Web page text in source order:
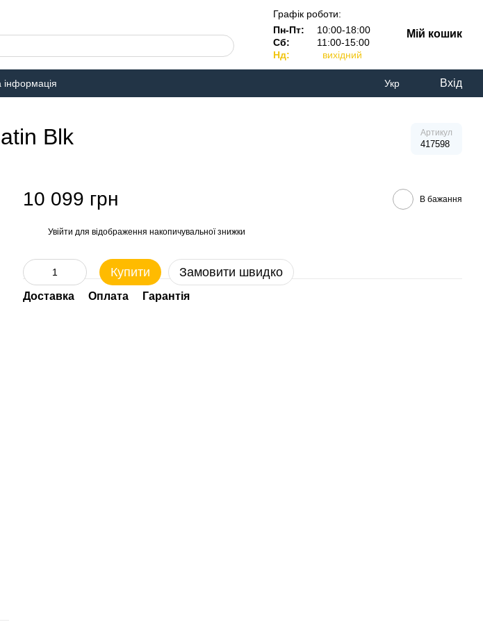
Графік роботи:
Пн-Пт:
10:00-18:00
Сб:
11:00-15:00
Нд:
вихідний
Мій кошик
інформація Укр Вхід
Blk Артикул
417598
10 099 грн В бажання
Увійти для відображення накопичувальної знижки
Купити Замовити швидко
Доставка Оплата Гарантія